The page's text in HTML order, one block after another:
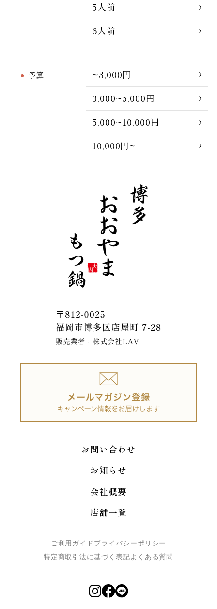
5人前
6人前
予算
~3,000円
3,000~5,000円
5,000~10,000円
10,000円~
お問い合わせ
お知らせ
会社概要
店舗一覧
ご利用ガイド プライバシーポリシー
特定商取引法に基づく表記よくある質問